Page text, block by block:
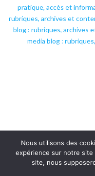
pratique, accès et
rubriques, archives et
blog : rubriques, archives
media blog :
Nous utilisons des
expérience sur notre
site, nous